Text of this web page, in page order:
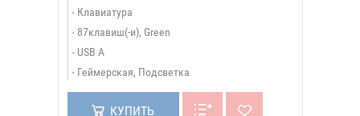
Клавиатура
87клавиш(-и), Green
USB A
Геймерская, Подсветка
КУПИТЬ